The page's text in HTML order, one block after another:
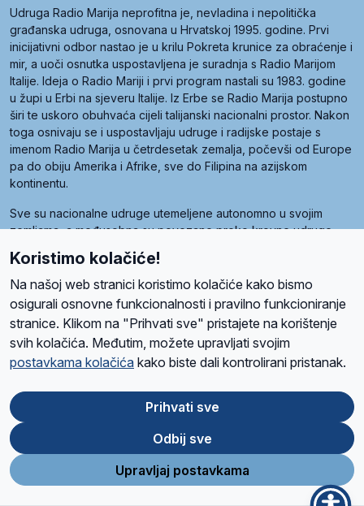
Udruga Radio Marija neprofitna je, nevladina i nepolitička
građanska udruga, osnovana u Hrvatskoj 1995. godine. Prvi
inicijativni odbor nastao je u krilu Pokreta krunice za obraćenje i
mir, a uoči osnutka uspostavljena je suradnja s Radio Marijom
Italije. Ideja o Radio Mariji i prvi program nastali su 1983. godine
u župi u Erbi na sjeveru Italije. Iz Erbe se Radio Marija postupno
širi te uskoro obuhvaća cijeli talijanski nacionalni prostor. Nakon
toga osnivaju se i uspostavljaju udruge i radijske postaje s
imenom Radio Marija u četrdesetak zemalja, počevši od Europe
pa do obiju Amerika i Afrike, sve do Filipina na azijskom
kontinentu.
Sve su nacionalne udruge utemeljene autonomno u svojim
zemljama, a međusobna su povezane preko krovne udruge
pod nazivom Svjetska obitelj Radio Marije (World Family of
Radio Maria). Svjetsku obitelj utemeljilo je sedam članica, među
kojima je i hrvatska Udruga Radio Marija.
O namaRadio ProgramVolonteriPrijateljiKontaktPravila privatnosti
Ova stranica je zaštićena Google reCAPTCHA sustavom
Store
Google
Play
Koristimo kolačiće!
Na našoj web stranici koristimo kolačiće kako bismo
osigurali osnovne funkcionalnosti i pravilno funkcioniranje
stranice. Klikom na "Prihvati sve" pristajete na korištenje
svih kolačića. Međutim, možete upravljati svojim
postavkama kolačića kako biste dali kontrolirani pristanak.
Prihvati sve
Odbij sve
Upravljaj postavkama